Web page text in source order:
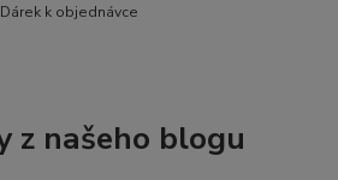
Dárek k objednávce
z našeho blogu